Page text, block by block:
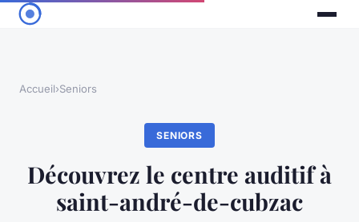
Accueil›Seniors
SENIORS
Découvrez le centre auditif à
saint-andré-de-cubzac